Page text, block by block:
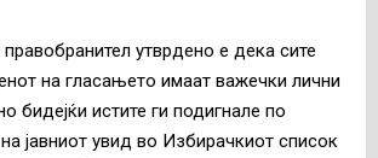
утврдено е дека сите
на гласањето имаат важечки лични
бидејќи истите ги подигнале по
јавниот увид во Избирачкиот список